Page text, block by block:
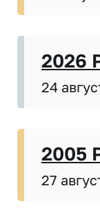
2026
24
2005
27